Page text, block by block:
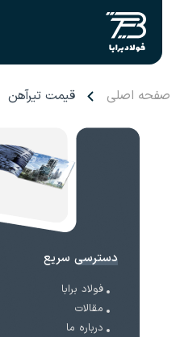
صفحه اصلی قیمت تیرآهن
دسترسی سریع
فولاد برابا
مقالات
درباره ما